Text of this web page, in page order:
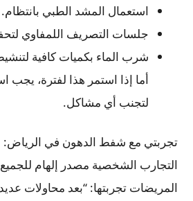
استعمال المشد الطبي بانتظام.
جلسات التصريف اللمفاوي
شرب الماء بكميات كافية
أما إذا استمر هذا لفترة، يجب
لتجنب أي مشاكل.
تجربتي مع شفط الدهون في الرياض:
التجارب الشخصية مصدر إلهام
المريضات تجربتها: “بعد محاولات